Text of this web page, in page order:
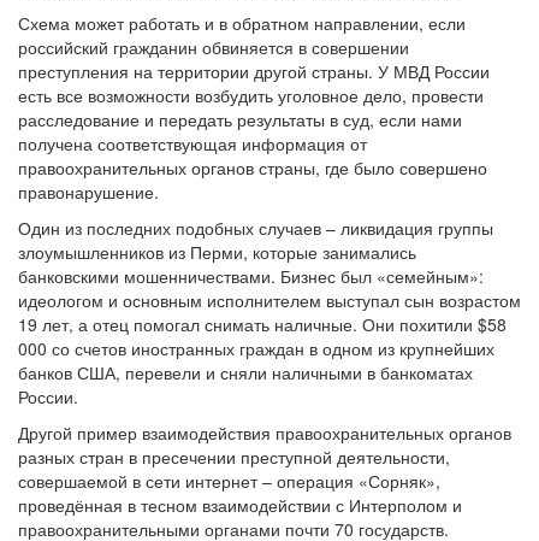
Схема может работать и в обратном направлении, если
российский гражданин обвиняется в совершении
преступления на территории другой страны. У МВД России
есть все возможности возбудить уголовное дело, провести
расследование и передать результаты в суд, если нами
получена соответствующая информация от
правоохранительных органов страны, где было совершено
правонарушение.
Один из последних подобных случаев – ликвидация группы
злоумышленников из Перми, которые занимались
банковскими мошенничествами. Бизнес был «семейным»:
идеологом и основным исполнителем выступал сын возрастом
19 лет, а отец помогал снимать наличные. Они похитили $58
000 со счетов иностранных граждан в одном из крупнейших
банков США, перевели и сняли наличными в банкоматах
России.
Другой пример взаимодействия правоохранительных органов
разных стран в пресечении преступной деятельности,
совершаемой в сети интернет – операция «Сорняк»,
проведённая в тесном взаимодействии с Интерполом и
правоохранительными органами почти 70 государств.